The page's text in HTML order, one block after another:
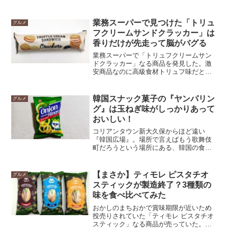
ってみようじゃないか。そもそも、グラ
タン味の菓子っていったいどんな味だ？
興味本位で買ったスナック菓子の味は意
外な味だった。
紅茶のシフォンケーキをレポする。
グルメ
業務スーパーで見つけた「トリュ
フクリームサンドクラッカー」は
香りだけが先走って脳がバグる
業務スーパーで「トリュフクリームサン
ドクラッカー」なる商品を発見した。激
安商品なのに高級食材トリュフ味だと？
ージを見てみると、どこかで見覚えのあ
る顔が…。嫌な予感を覚えながら食べた
結果、香りだけが先行して味がおいてけ
ぼりなクラッカーだったことを先に報告
しよう。
グルメ
韓国スナック菓子の『ヤンパリン
グ』は玉ねぎ味がしっかりあって
おいしい！
コリアンタウン新大久保からほど遠い
『韓国広場』。場所で言えばもう歌舞伎
町だろうという場所にある、韓国の食材
タン味』に引き続き今回は『ヤンパリン
グ』のレポをお届けだ。「オニオンの香
り漂うサクサクスナック！」とポップに
書いてある。こちらは東方神起のメンバ
ーがオススメしていないらしい。だから
といって他のK-POPグループのメンバー
がオススメしていたりもしない。もしか
すると、誰も勧めたくないヤバい菓子な
グルメ
【まさか】ティモレ ピスタチオ
スティックが製造終了？3種類の
味を食べ比べてみた
おかしのまちおかで賞味期限が近いため
投売りされていた「ティモレ ピスタチオ
スティック」なる商品が売っていた。味